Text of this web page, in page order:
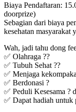
Biaya Pendaftaran:
doorprize)
Sebagian dari biaya
kesehatan masyarakat
Wah, jadi tahu dong
✅ Olahraga ??
✅ Tubuh Sehat ??
✅ Menjaga
✅ Berdonasi ?
✅ Peduli Kesesama ?
✅ Dapat hadiah untuk